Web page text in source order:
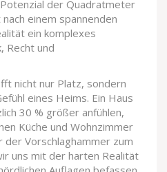
der Quadratmeter
einem spannenden
ein komplexes
Recht und
nicht nur Platz, sondern
eines Heims. Ein Haus
30 % größer anfühlen,
Küche und Wohnzimmer
Vorschlaghammer zum
uns mit der harten Realität